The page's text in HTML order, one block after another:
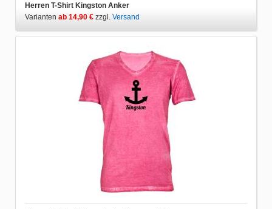
Herren T-Shirt Kingston Anker
Varianten ab 14,90 € zzgl. Versand